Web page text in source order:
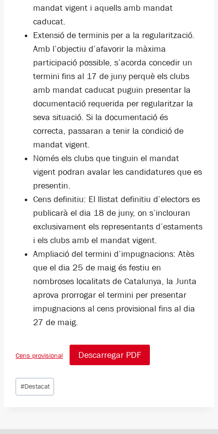
mandat vigent i aquells amb mandat
caducat.
Extensió de terminis per a la regularització.
Amb l’objectiu d’afavorir la màxima
participació possible, s’acorda concedir un
termini fins al 17 de juny perquè els clubs
amb mandat caducat puguin presentar la
documentació requerida per regularitzar la
seva situació. Si la documentació és
correcta, passaran a tenir la condició de
mandat vigent.
Només els clubs que tinguin el mandat
vigent podran avalar les candidatures que es
presentin.
Cens definitiu: El llistat definitiu d’electors es
publicarà el dia 18 de juny, on s’inclouran
exclusivament els representants d’estaments
i els clubs amb el mandat vigent.
Ampliació del termini d’impugnacions: Atès
que el dia 25 de maig és festiu en
nombroses localitats de Catalunya, la Junta
aprova prorrogar el termini per presentar
impugnacions al cens provisional fins al dia
27 de maig.
Cens provisional Descarregar PDF
Etiquetes
d'entrada
#Destacat